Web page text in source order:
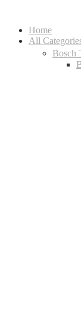
Home
All
Bosch